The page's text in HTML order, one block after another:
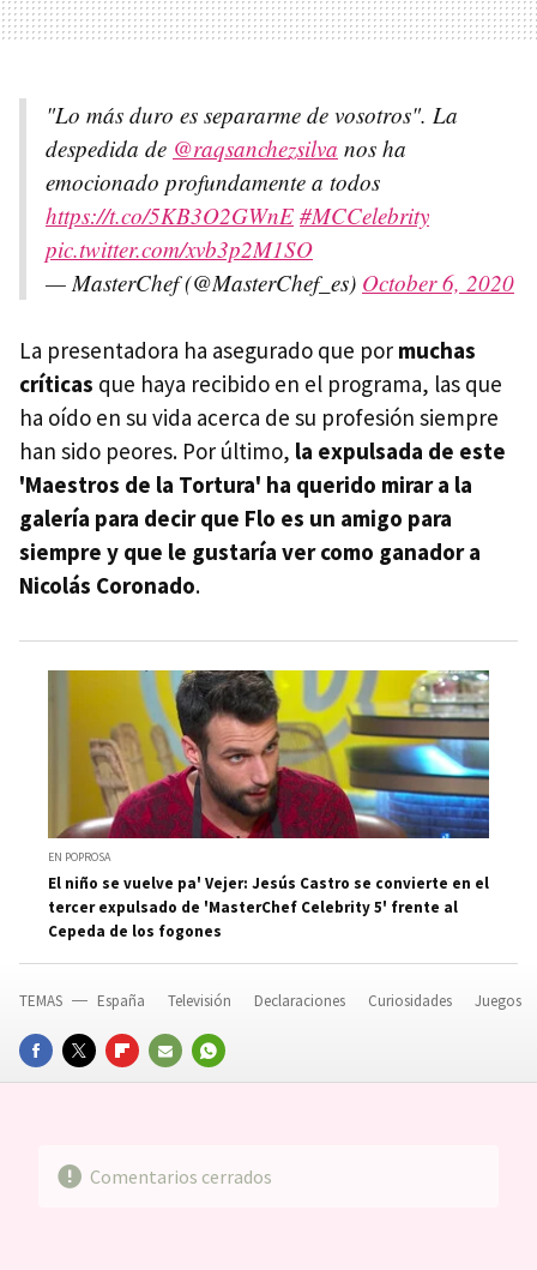
"Lo más duro es separarme de vosotros". La
despedida de @raqsanchezsilva nos ha
emocionado profundamente a todos
https://t.co/5KB3O2GWnE #MCCelebrity
pic.twitter.com/xvb3p2M1SO
— MasterChef (@MasterChef_es) October 6, 2020
La presentadora ha asegurado que por muchas
críticas que haya recibido en el programa, las que
ha oído en su vida acerca de su profesión siempre
han sido peores. Por último, la expulsada de este
'Maestros de la Tortura' ha querido mirar a la
galería para decir que Flo es un amigo para
siempre y que le gustaría ver como ganador a
Nicolás Coronado.
EN POPROSA
El niño se vuelve pa' Vejer: Jesús Castro se convierte en el
tercer expulsado de 'MasterChef Celebrity 5' frente al
Cepeda de los fogones
FACEBOOKTWITTERFLIPBOARD
E-
WHATSAPP
TEMAS España Televisión Declaraciones Curiosidades Juegos
Comentarios cerrados